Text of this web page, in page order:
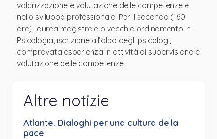
valorizzazione e valutazione delle competenze e
nello sviluppo professionale. Per il secondo (160
ore), laurea magistrale o vecchio ordinamento in
Psicologia, iscrizione all’albo degli psicologi,
comprovata esperienza in attività di supervisione e
valutazione delle competenze.
Altre notizie
Atlante. Dialoghi per una cultura della
pace